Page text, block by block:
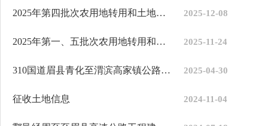
2025年第四批次农用地转用和土地征收项目土地征收公告 2025-12-08
2025年第一、五批次农用地转用和土地征收项目土地征收公告 2025-11-24
310国道眉县青化至渭滨高家镇公路工程建设项目土地征收公告 2025-04-30
征收土地信息 2024-11-04